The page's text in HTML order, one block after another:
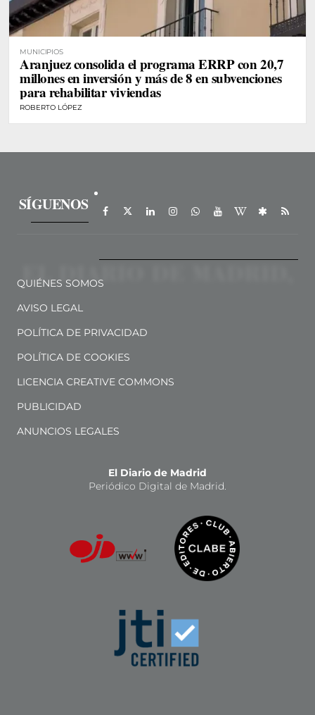
MUNICIPIOS
Aranjuez consolida el programa ERRP con 20,7
millones en inversión y más de 8 en subvenciones
para rehabilitar viviendas
ROBERTO LÓPEZ
SÍGUENOS
QUIÉNES SOMOS
AVISO LEGAL
POLÍTICA DE PRIVACIDAD
POLÍTICA DE COOKIES
LICENCIA CREATIVE COMMONS
PUBLICIDAD
ANUNCIOS LEGALES
El Diario de Madrid
Periódico Digital de Madrid.